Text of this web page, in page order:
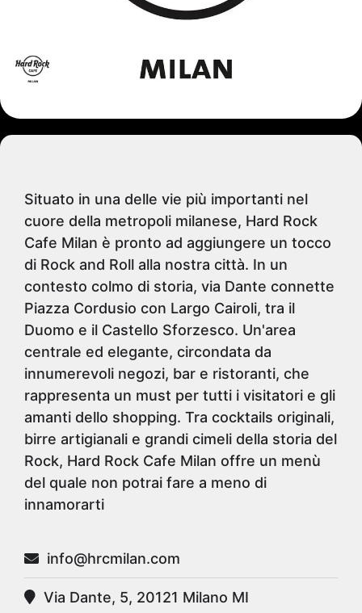
Situato in una delle vie più importanti nel
cuore della metropoli milanese, Hard Rock
Cafe Milan è pronto ad aggiungere un tocco
di Rock and Roll alla nostra città. In un
contesto colmo di storia, via Dante connette
Piazza Cordusio con Largo Cairoli, tra il
Duomo e il Castello Sforzesco. Un'area
centrale ed elegante, circondata da
innumerevoli negozi, bar e ristoranti, che
rappresenta un must per tutti i visitatori e gli
amanti dello shopping. Tra cocktails originali,
birre artigianali e grandi cimeli della storia del
Rock, Hard Rock Cafe Milan offre un menù
del quale non potrai fare a meno di
innamorarti
info@hrcmilan.com
Via Dante, 5, 20121 Milano MI